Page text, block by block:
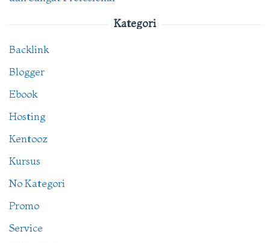
Kategori
Backlink
Blogger
Ebook
Hosting
Kentooz
Kursus
No Kategori
Promo
Service